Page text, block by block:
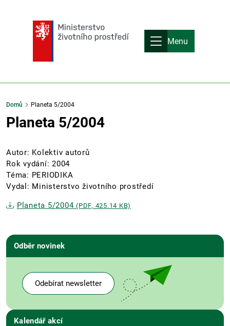
Menu
Domů Planeta 5/2004
Planeta 5/2004
Autor: Kolektiv autorů
Rok vydání: 2004
Téma: PERIODIKA
Vydal: Ministerstvo životního prostředí
Planeta 5/2004 (PDF, 425.14 KB)
Odběr novinek
Odebírat newsletter
Kalendář akcí